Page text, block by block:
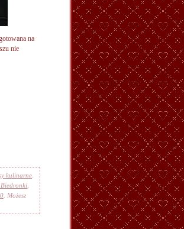
na
nie
kulinarne
Biedronki
. Możesz